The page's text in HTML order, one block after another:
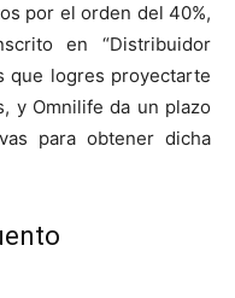
por el orden del 40%,
en “Distribuidor
que logres proyectarte
y Omnilife da un plazo
para obtener dicha